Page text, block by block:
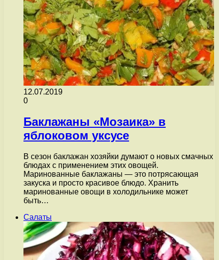
12.07.2019
0
Баклажаны «Мозаика» в
яблоковом уксусе
В сезон баклажан хозяйки думают о новых смачных
блюдах с применением этих овощей.
Маринованные баклажаны — это потрясающая
закуска и просто красивое блюдо. Хранить
маринованные овощи в холодильнике может
быть…
Салаты